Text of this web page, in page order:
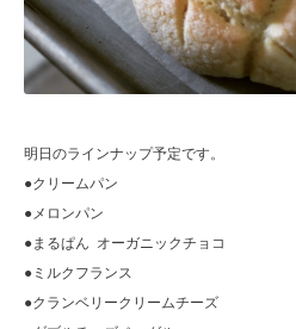
明日のラインナップ予定です。
●クリームパン
●メロンパン
●まるぱん オーガニックチョコ
●ミルクフランス
●クランベリークリームチーズ